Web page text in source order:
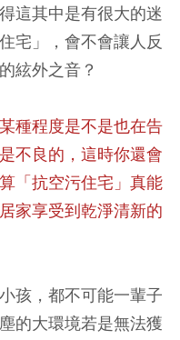
這其中是有很大的迷
宅」，會不會讓人反
絃外之音？
種程度是不是也在告
不良的，這時你還會
「抗空污住宅」真能
家享受到乾淨清新的
孩，都不可能一輩子
的大環境若是無法獲